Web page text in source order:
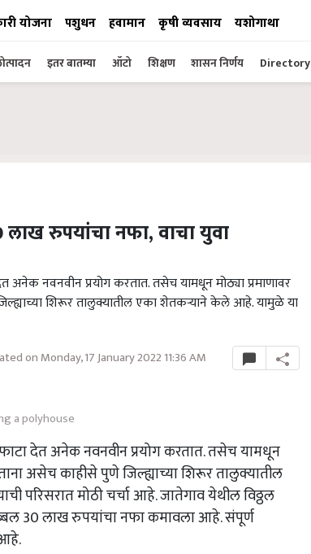
योजना पशुधन हवामान कृषी व्यवसाय यशोगाथा
इतर बातम्या ऑटो शिक्षण शासन निर्णय Directory
रुपयांचा नफा, वाचा युवा
नवनवीन प्रयोग करतात. तसेच यामधून मोठ्या प्रमाणावर
शिरूर तालुक्यातील एका शेतकऱ्याने केले आहे. यामुळे या
on Monday, 17 January 2022 11:36 AM
a polyhouse
देत अनेक नवनवीन प्रयोग करतात. तसेच यामधून
असेच काहीसे पुणे जिल्ह्याच्या शिरूर तालुक्यातील
परिसरात मोठी चर्चा आहे. जातेगाव येथील विठ्ठल
30 लाख रुपयांचा नफा कमावला आहे. संपूर्ण